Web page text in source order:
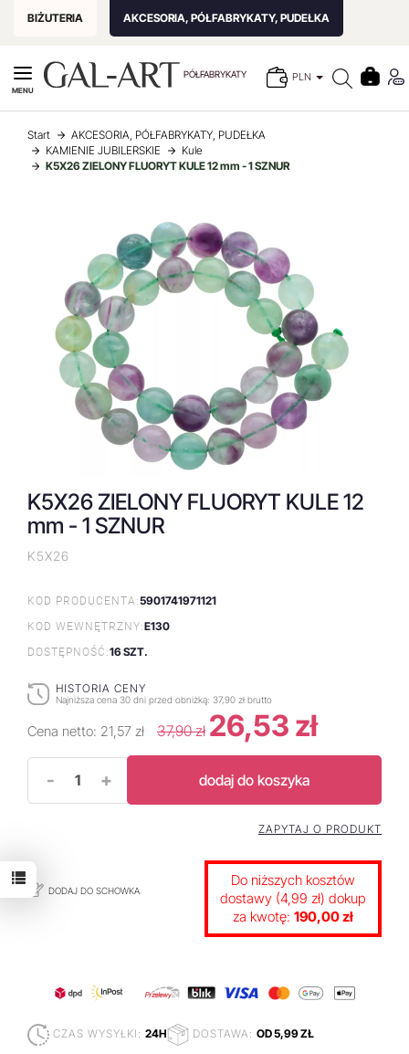
BIŻUTERIA AKCESORIA, PÓŁFABRYKATY, PUDEŁKA
PÓŁFABRYKATY PLN
MENU
Start
AKCESORIA, PÓŁFABRYKATY, PUDEŁKA
KAMIENIE JUBILERSKIE
Kule
K5X26 ZIELONY FLUORYT KULE 12 mm - 1 SZNUR
K5X26 ZIELONY FLUORYT KULE 12
mm - 1 SZNUR
K5X26
KOD PRODUCENTA:5901741971121
KOD WEWNĘTRZNY:E130
DOSTĘPNOŚĆ:16 SZT.
HISTORIA CENY
Najniższa cena 30 dni przed obniżką: 37,90 zł brutto
Cena netto: 21,57 zł 37,90 zł 26,53 zł
- + dodaj do koszyka
DODAJ DO SCHOWKA
ZAPYTAJ O PRODUKT
Do niższych kosztów
dostawy (4,99 zł) dokup
za kwotę: 190,00 zł
CZAS WYSYŁKI: 24H DOSTAWA: OD 5,99 ZŁ